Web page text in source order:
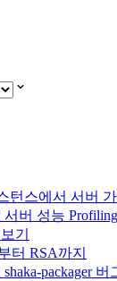
턴스에서 서버
서버 성능
기
터 RSA까지
shaka-packager 버